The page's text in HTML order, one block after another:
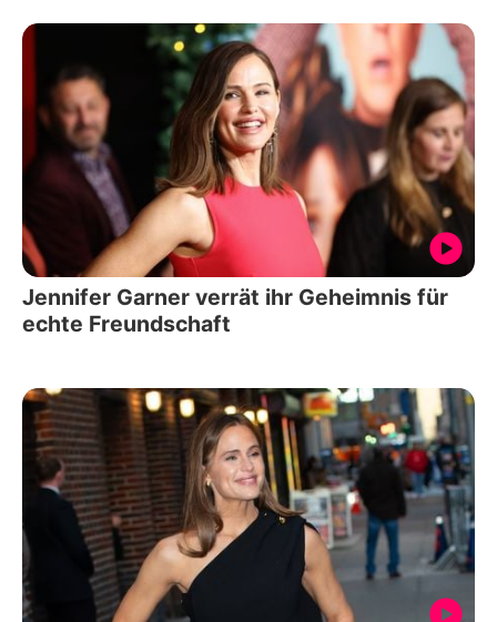
Jennifer Garner verrät ihr Geheimnis für
echte Freundschaft